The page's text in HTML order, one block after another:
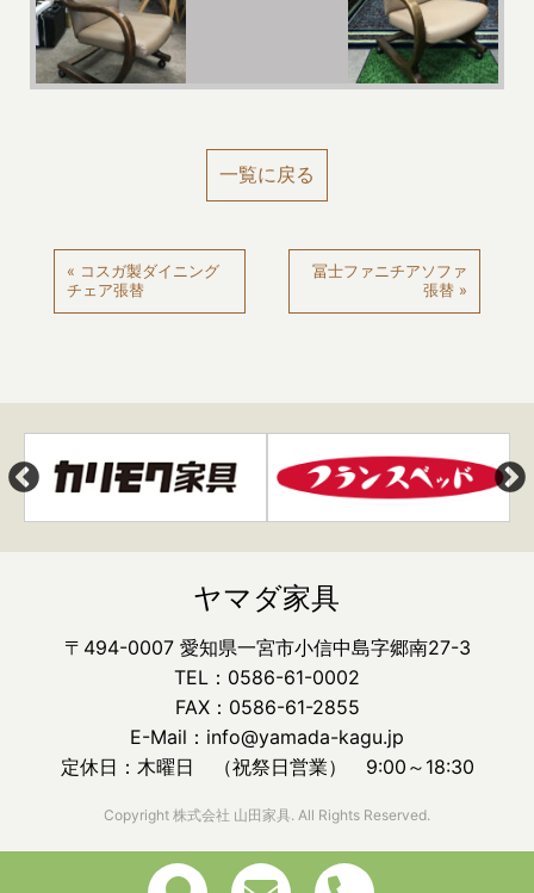
一覧に戻る
冨士ファニチアソファ
張替 »
« コスガ製ダイニング
チェア張替
ヤマダ家具
〒494-0007 愛知県一宮市小信中島字郷南27-3
TEL：0586-61-0002
FAX：0586-61-2855
E-Mail：info@yamada-kagu.jp
定休日：木曜日 （祝祭日営業） 9:00～18:30
Copyright 株式会社 山田家具. All Rights Reserved.